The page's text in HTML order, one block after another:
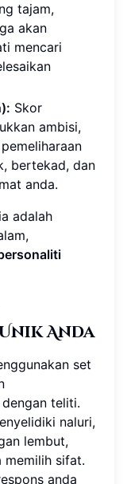
tajam,
akan
mencari
Skor
ambisi,
bertekad, dan
anda.
adalah
Anda
set
teliti.
naluri,
lembut,
memilih sifat.
anda